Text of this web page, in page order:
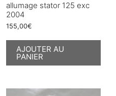
allumage stator 125 exc
2004
155,00€
AJOUTER AU
PANIER